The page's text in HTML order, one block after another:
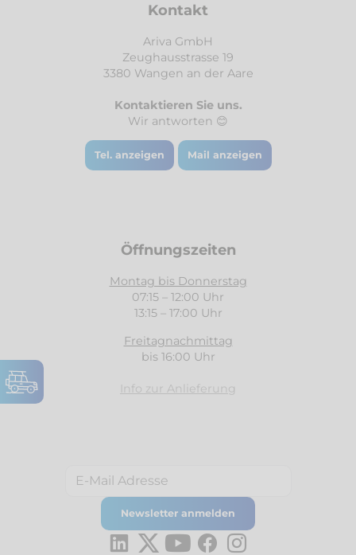
Kontakt
Ariva GmbH
Zeughausstrasse 19
3380 Wangen an der Aare
Kontaktieren Sie uns.
Wir antworten 😊
Tel. anzeigen Mail anzeigen
Öffnungszeiten
Montag bis Donnerstag
07:15 – 12:00 Uhr
13:15 – 17:00 Uhr
Freitagnachmittag
bis 16:00 Uhr
Info zur Anlieferung